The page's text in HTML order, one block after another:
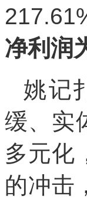
净利润
姚记
缓、实
多元化
的冲击